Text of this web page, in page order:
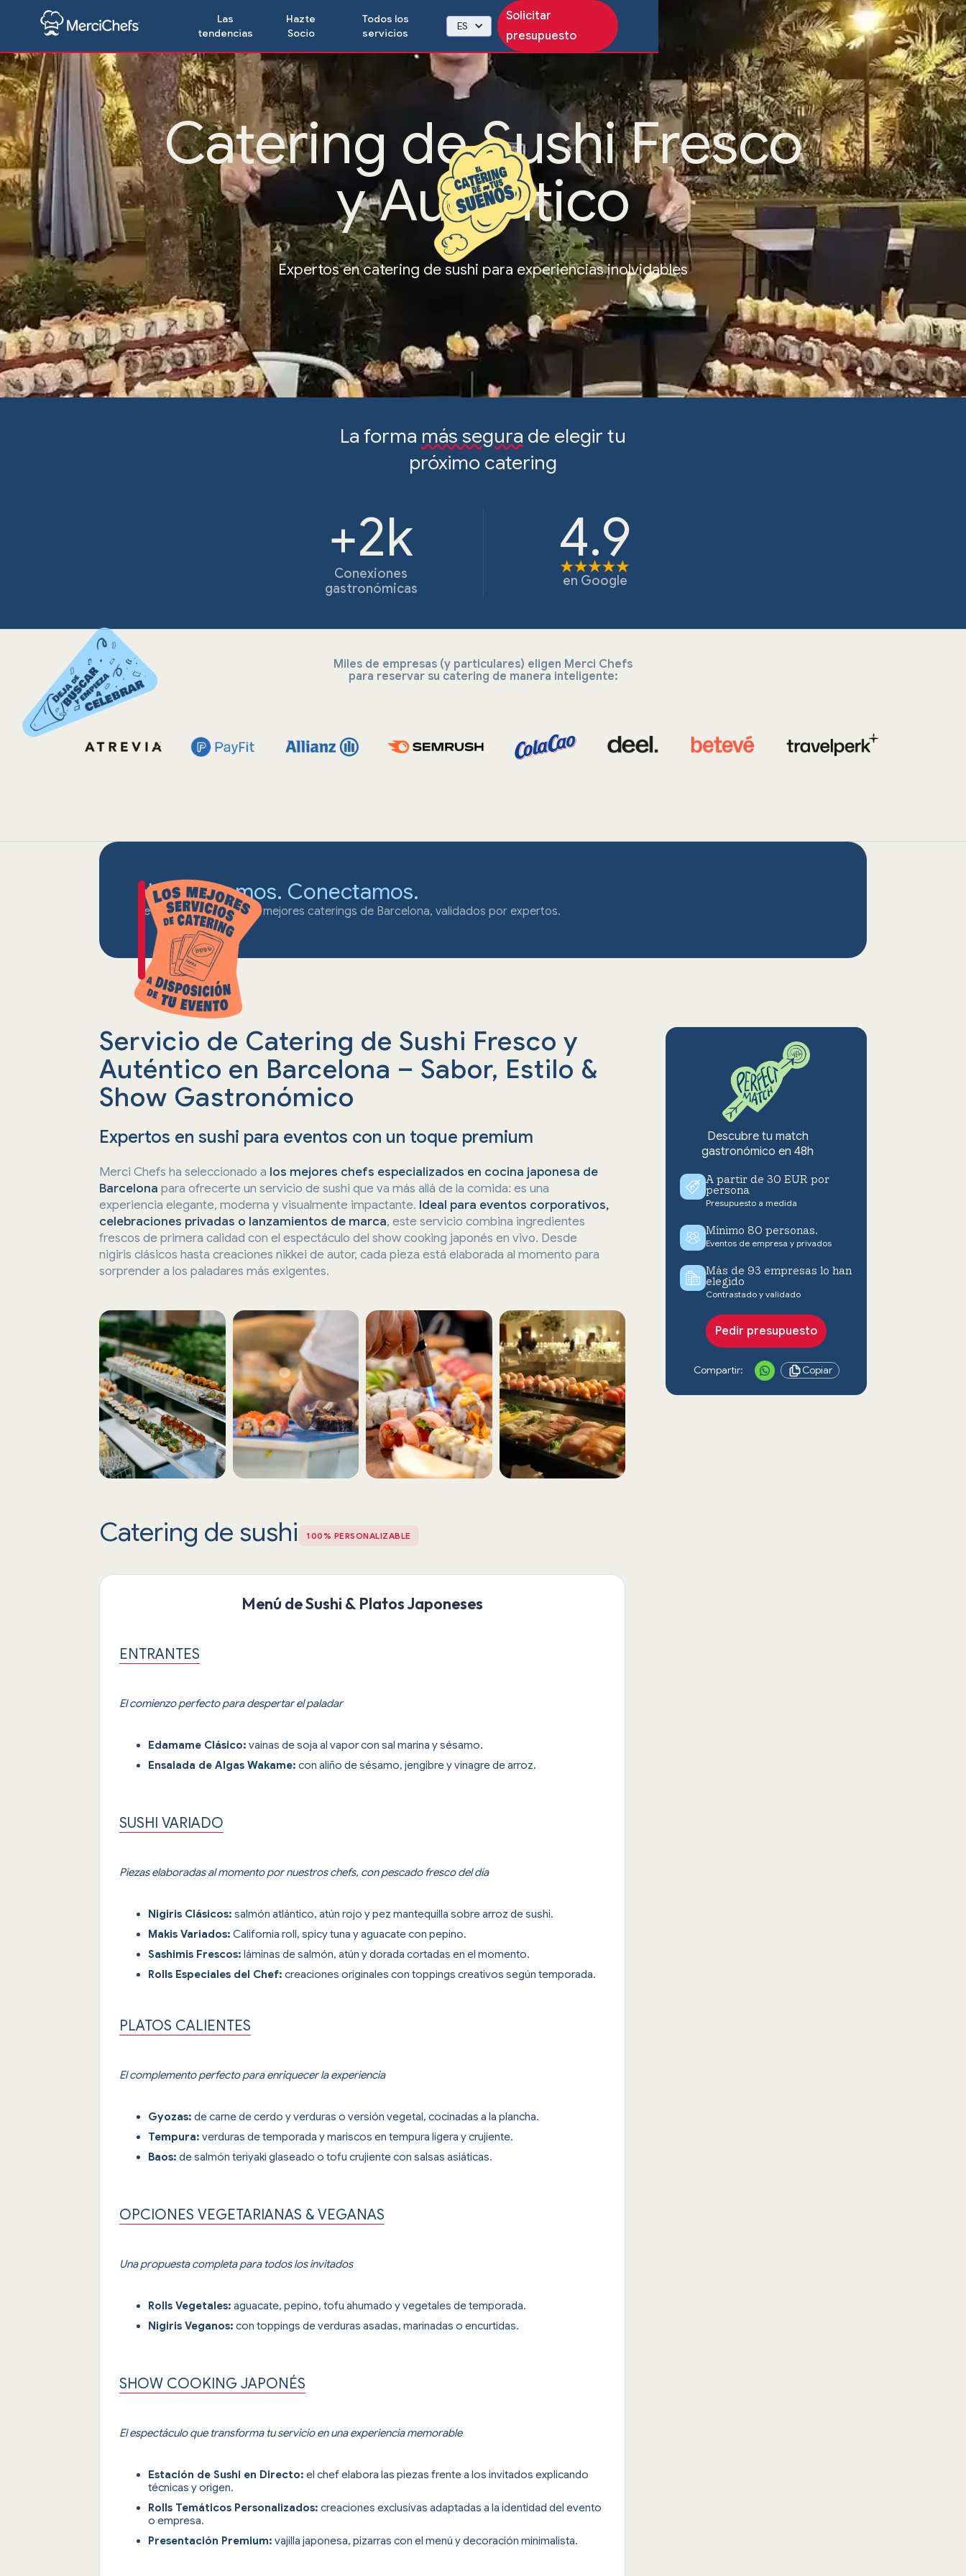
Las
tendencias
Hazte
Socio
Todos los
servicios
ES
Solicitar
presupuesto
Catering de Sushi Fresco
y Auténtico
Expertos en catering de sushi para experiencias inolvidables
La forma más segura de elegir tu
próximo catering
+2k
Conexiones
gastronómicas
4.9
en Google
Miles de empresas (y particulares) eligen Merci Chefs
para reservar su catering de manera inteligente:
No cocinamos. Conectamos.
Te conectamos con los mejores caterings de Barcelona, validados por expertos.
Servicio de Catering de Sushi Fresco y
Auténtico en Barcelona – Sabor, Estilo &
Show Gastronómico
Expertos en sushi para eventos con un toque premium
Merci Chefs ha seleccionado a los mejores chefs especializados en cocina japonesa de
Barcelona para ofrecerte un servicio de sushi que va más allá de la comida: es una
experiencia elegante, moderna y visualmente impactante. Ideal para eventos corporativos,
celebraciones privadas o lanzamientos de marca, este servicio combina ingredientes
frescos de primera calidad con el espectáculo del show cooking japonés en vivo. Desde
nigiris clásicos hasta creaciones nikkei de autor, cada pieza está elaborada al momento para
sorprender a los paladares más exigentes.
Catering de sushi 100% PERSONALIZABLE
Menú de Sushi & Platos Japoneses
ENTRANTES
El comienzo perfecto para despertar el paladar
Edamame Clásico: vainas de soja al vapor con sal marina y sésamo.
Ensalada de Algas Wakame: con aliño de sésamo, jengibre y vinagre de arroz.
SUSHI VARIADO
Piezas elaboradas al momento por nuestros chefs, con pescado fresco del día
Nigiris Clásicos: salmón atlántico, atún rojo y pez mantequilla sobre arroz de sushi.
Makis Variados: California roll, spicy tuna y aguacate con pepino.
Sashimis Frescos: láminas de salmón, atún y dorada cortadas en el momento.
Rolls Especiales del Chef: creaciones originales con toppings creativos según temporada.
PLATOS CALIENTES
El complemento perfecto para enriquecer la experiencia
Gyozas: de carne de cerdo y verduras o versión vegetal, cocinadas a la plancha.
Tempura: verduras de temporada y mariscos en tempura ligera y crujiente.
Baos: de salmón teriyaki glaseado o tofu crujiente con salsas asiáticas.
OPCIONES VEGETARIANAS & VEGANAS
Una propuesta completa para todos los invitados
Rolls Vegetales: aguacate, pepino, tofu ahumado y vegetales de temporada.
Nigiris Veganos: con toppings de verduras asadas, marinadas o encurtidas.
SHOW COOKING JAPONÉS
El espectáculo que transforma tu servicio en una experiencia memorable
Estación de Sushi en Directo: el chef elabora las piezas frente a los invitados explicando
técnicas y origen.
Rolls Temáticos Personalizados: creaciones exclusivas adaptadas a la identidad del evento
o empresa.
Presentación Premium: vajilla japonesa, pizarras con el menú y decoración minimalista.
Descubre tu match
gastronómico en 48h
A partir de 30 EUR por
persona
Presupuesto a medida
Mínimo 80 personas.
Eventos de empresa y privados
Más de 93 empresas lo han
elegido
Contrastado y validado
Pedir presupuesto
Compartir: Copiar